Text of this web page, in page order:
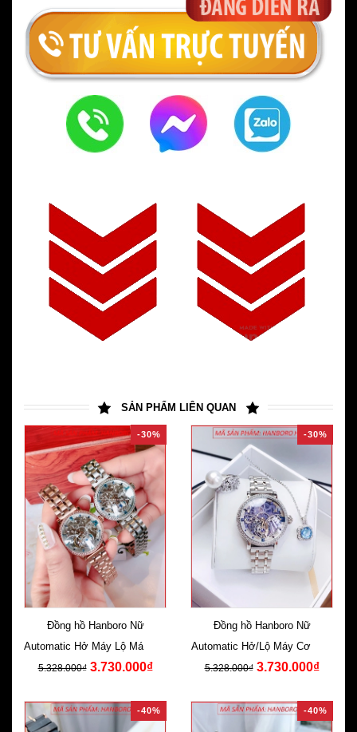
SẢN PHẨM LIÊN QUAN
-30%
Đồng hồ Hanboro Nữ
Automatic Hở Máy Lộ Máy Cơ
Rose Gold
5.328.000₫ 3.730.000₫
-30%
Đồng hồ Hanboro Nữ
Automatic Hở/Lộ Máy Cơ Dây
Kim Loại
5.328.000₫ 3.730.000₫
-40% -40%